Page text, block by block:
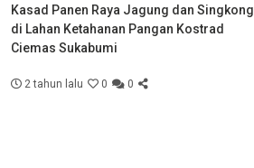
Kasad Panen Raya Jagung dan Singkong
di Lahan Ketahanan Pangan Kostrad
Ciemas Sukabumi
2 tahun lalu 0 0